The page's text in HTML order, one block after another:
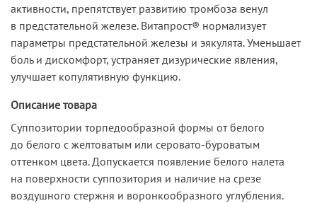
активности, препятствует развитию тромбоза венул
в предстательной железе. Витапрост® нормализует
параметры предстательной железы и эякулята. Уменьшает
боль и дискомфорт, устраняет дизурические явления,
улучшает копулятивную функцию.
Описание товара
Суппозитории торпедообразной формы от белого
до белого с желтоватым или серовато-буроватым
оттенком цвета. Допускается появление белого налета
на поверхности суппозитория и наличие на срезе
воздушного стержня и воронкообразного углубления.